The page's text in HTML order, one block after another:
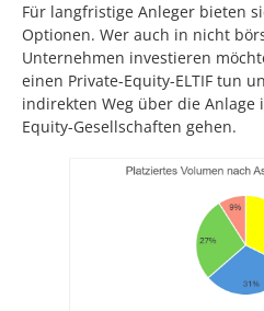
Für langfristige Anleger bieten
Optionen. Wer auch in nicht
Unternehmen investieren
einen Private-Equity-ELTIF tun
indirekten Weg über die Anlage
Equity-Gesellschaften gehen.